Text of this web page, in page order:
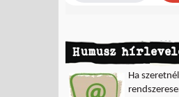
Humusz
Ha